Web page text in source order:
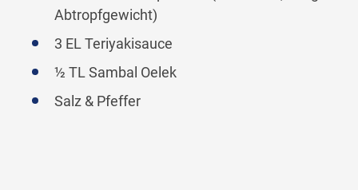
Abtropfgewicht)
3 EL Teriyakisauce
½ TL Sambal Oelek
Salz & Pfeffer